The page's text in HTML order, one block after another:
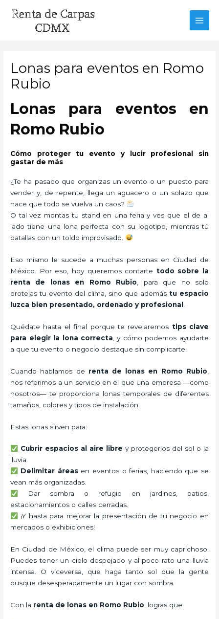
Lonas para eventos en Romo
Rubio
Lonas para eventos en
Romo Rubio
Cómo proteger tu evento y lucir profesional sin
gastar de más
¿Te ha pasado que organizas un evento o un puesto para
vender y, de repente, llega un aguacero o un solazo que
hace que todo se vuelva un caos?
O tal vez montas tu stand en una feria y ves que el de al
lado tiene una lona perfecta con su logotipo, mientras tú
batallas con un toldo improvisado.
Eso mismo le sucede a muchas personas en Ciudad de
México. Por eso, hoy queremos contarte todo sobre la
renta de lonas en Romo Rubio , para que no solo
protejas tu evento del clima, sino que además tu espacio
luzca bien presentado, ordenado y profesional
Quédate hasta el final porque te revelaremos tips clave
para elegir la lona correcta , y cómo podemos ayudarte
a que tu evento o negocio destaque sin complicarte.
Cuando hablamos de renta de lonas en Romo Rubio
nos referimos a un servicio en el que una empresa —como
nosotros— te proporciona lonas temporales de diferentes
tamaños, colores y tipos de instalación.
Estas lonas sirven para:
Cubrir espacios al aire libre y protegerlos del sol o la
lluvia.
Delimitar áreasen eventos o ferias, haciendo que se
vean más organizadas.
Dar sombra o refugio en jardines, patios,
estacionamientos o calles cerradas.
¡Y hasta para mejorar la presentación de tu negocio en
mercados o exhibiciones!
En Ciudad de México, el clima puede ser muy caprichoso.
Puedes tener un cielo despejado y al poco rato una lluvia
intensa. O viceversa, que haga tanto sol que la gente
busque desesperadamente un lugar con sombra.
Con la renta de lonas en Romo Rubio , logras que: